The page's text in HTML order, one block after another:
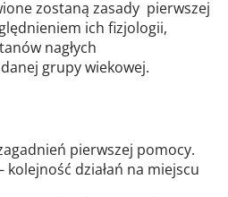
zostaną zasady pierwszej
ich fizjologii,
nagłych
grupy wiekowej.
pierwszej pomocy.
kolejność działań na miejscu